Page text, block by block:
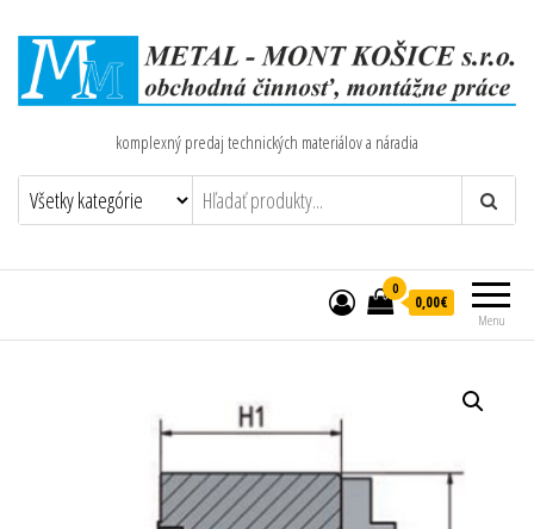
komplexný predaj technických materiálov a náradia
Menu
0
0,00€